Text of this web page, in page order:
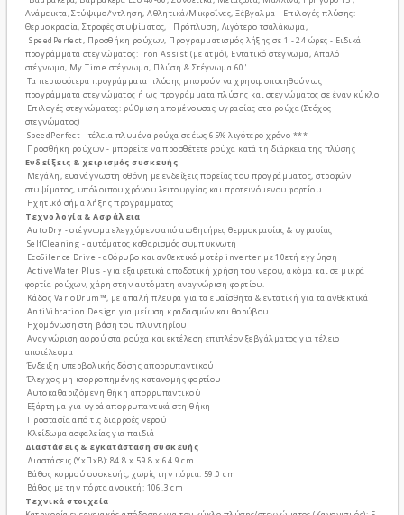
Ανάμεικτα, Στύψιμο/ʼντληση, Αθλητικά/Μικροΐνες, Ξέβγαλμα - Επιλογές πλύσης:
Θερμοκρασία, Στροφές στυψίματος, Πρόπλυση, Λιγότερο τσαλάκωμα,
SpeedPerfect, Προσθήκη ρούχων, Προγραμματισμός λήξης σε 1 - 24 ώρες - Ειδικά
προγράμματα στεγνώματος: Iron Assist (με ατμό), Εντατικό στέγνωμα, Απαλό
στέγνωμα, My Time στέγνωμα, Πλύση & Στέγνωμα 60'
Τα περισσότερα προγράμματα πλύσης μπορούν να χρησιμοποιηθούν ως
προγράμματα στεγνώματος ή ως προγράμματα πλύσης και στεγνώματος σε έναν κύκλο
Επιλογές στεγνώματος: ρύθμιση απομένουσας υγρασίας στα ρούχα (Στόχος
στεγνώματος)
SpeedPerfect - τέλεια πλυμένα ρούχα σε έως 65% λιγότερο χρόνο ***
Προσθήκη ρούχων - μπορείτε να προσθέτετε ρούχα κατά τη διάρκεια της πλύσης
Ενδείξεις & χειρισμός συσκευής
Μεγάλη, ευανάγνωστη οθόνη με ενδείξεις πορείας του προγράμματος, στροφών
στυψίματος, υπόλοιπου χρόνου λειτουργίας και προτεινόμενου φορτίου
Ηχητικό σήμα λήξης προγράμματος
Τεχνολογία & Ασφάλεια
AutoDry - στέγνωμα ελεγχόμενο από αισθητήρες θερμοκρασίας & υγρασίας
SelfCleaning - αυτόματος καθαρισμός συμπυκνωτή
EcoSilence Drive - αθόρυβο και ανθεκτικό μοτέρ inverter με 10ετή εγγύηση
ActiveWater Plus - για εξαιρετικά αποδοτική χρήση του νερού, ακόμα και σε μικρά
φορτία ρούχων, χάρη στην αυτόματη αναγνώριση φορτίου.
Κάδος VarioDrum™, με απαλή πλευρά για τα ευαίσθητα & εντατική για τα ανθεκτικά
AntiVibration Design για μείωση κραδασμών και θορύβου
Ηχομόνωση στη βάση του πλυντηρίου
Αναγνώριση αφρού στα ρούχα και εκτέλεση επιπλέον ξεβγάλματος για τέλειο
αποτέλεσμα
Ένδειξη υπερβολικής δόσης απορρυπαντικού
Έλεγχος μη ισορροπημένης κατανομής φορτίου
Αυτοκαθαριζόμενη θήκη απορρυπαντικού
Εξάρτημα για υγρά απορρυπαντικά στη θήκη
Προστασία από τις διαρροές νερού
Κλείδωμα ασφαλείας για παιδιά
Διαστάσεις & εγκατάσταση συσκευής
Διαστάσεις (ΥxΠxΒ): 84.8 x 59.8 x 64.9 cm
Βάθος κορμού συσκευής, χωρίς την πόρτα: 59.0 cm
Βάθος με την πόρτα ανοικτή: 106.3 cm
Τεχνικά στοιχεία